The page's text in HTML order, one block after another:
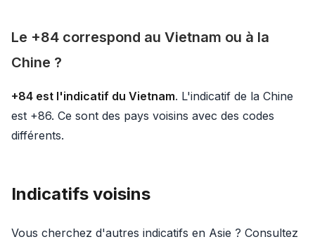
Le +84 correspond au Vietnam ou à la
Chine ?
+84 est l'indicatif du Vietnam. L'indicatif de la Chine
est +86. Ce sont des pays voisins avec des codes
différents.
Indicatifs voisins
Vous cherchez d'autres indicatifs en Asie ? Consultez